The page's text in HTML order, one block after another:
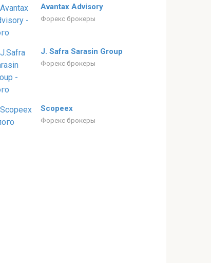
Avantax Advisory
Форекс брокеры
J. Safra Sarasin Group
Форекс брокеры
Scopeex
Форекс брокеры